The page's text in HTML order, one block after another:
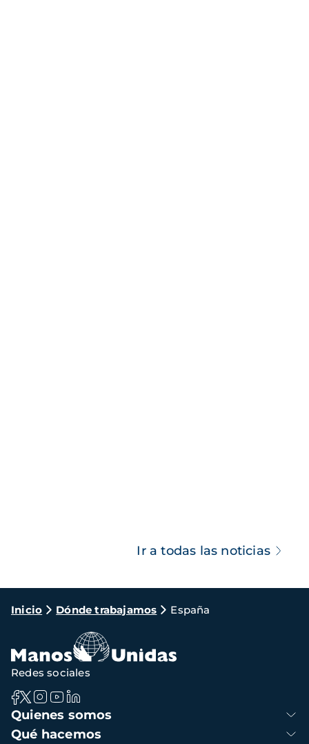
Ir a todas las noticias
Ruta
navegación
Inicio Dónde trabajamos España
Navegación
principal
Quienes somos
Qué hacemos
Redes sociales